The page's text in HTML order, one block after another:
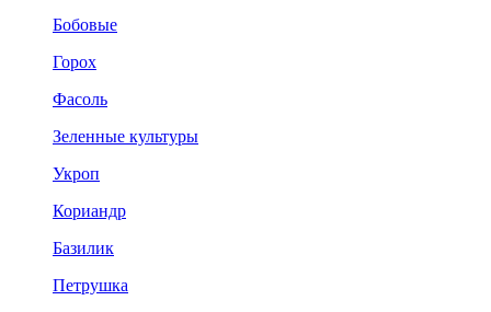
Бобовые
Горох
Фасоль
Зеленные культуры
Укроп
Кориандр
Базилик
Петрушка